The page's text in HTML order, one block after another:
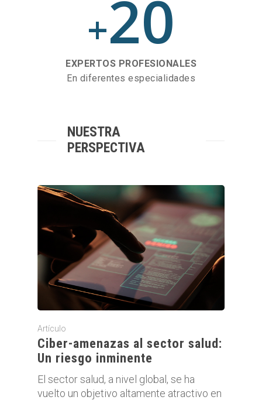
+20
EXPERTOS PROFESIONALES
En diferentes especialidades
NUESTRA
PERSPECTIVA
Artículo
Ciber-amenazas al sector salud:
Un riesgo inminente
El sector salud, a nivel global, se ha
vuelto un objetivo altamente atractivo en